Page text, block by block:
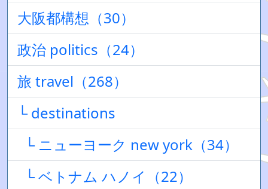
大阪都構想（30）
政治 politics（24）
旅 travel（268）
└ destinations
└ ニューヨーク new york（34）
└ ベトナム ハノイ（22）